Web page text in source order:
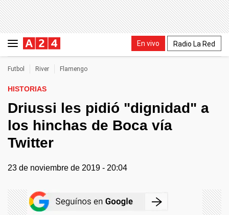
En vivo Radio La Red
Futbol River Flamengo
HISTORIAS
Driussi les pidió "dignidad" a
los hinchas de Boca vía
Twitter
23 de noviembre de 2019 - 20:04